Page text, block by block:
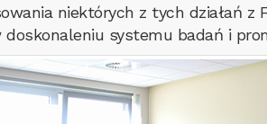
niektórych z tych działań z
systemu badań i